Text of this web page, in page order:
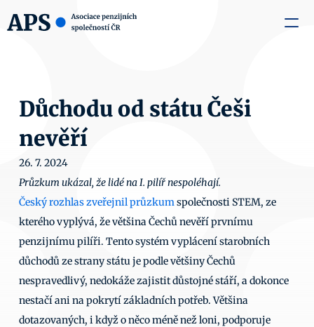
Důchodu od státu Češi
nevěří
26. 7. 2024
Průzkum ukázal, že lidé na I. pilíř nespoléhají.
Český rozhlas zveřejnil průzkum společnosti STEM, ze
kterého vyplývá, že většina Čechů nevěří prvnímu
penzijnímu pilíři. Tento systém vyplácení starobních
důchodů ze strany státu je podle většiny Čechů
nespravedlivý, nedokáže zajistit důstojné stáří, a dokonce
nestačí ani na pokrytí základních potřeb. Většina
dotazovaných, i když o něco méně než loni, podporuje